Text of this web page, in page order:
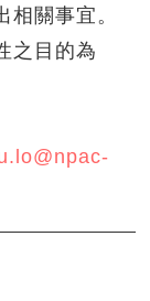
關事宜。
之目的為